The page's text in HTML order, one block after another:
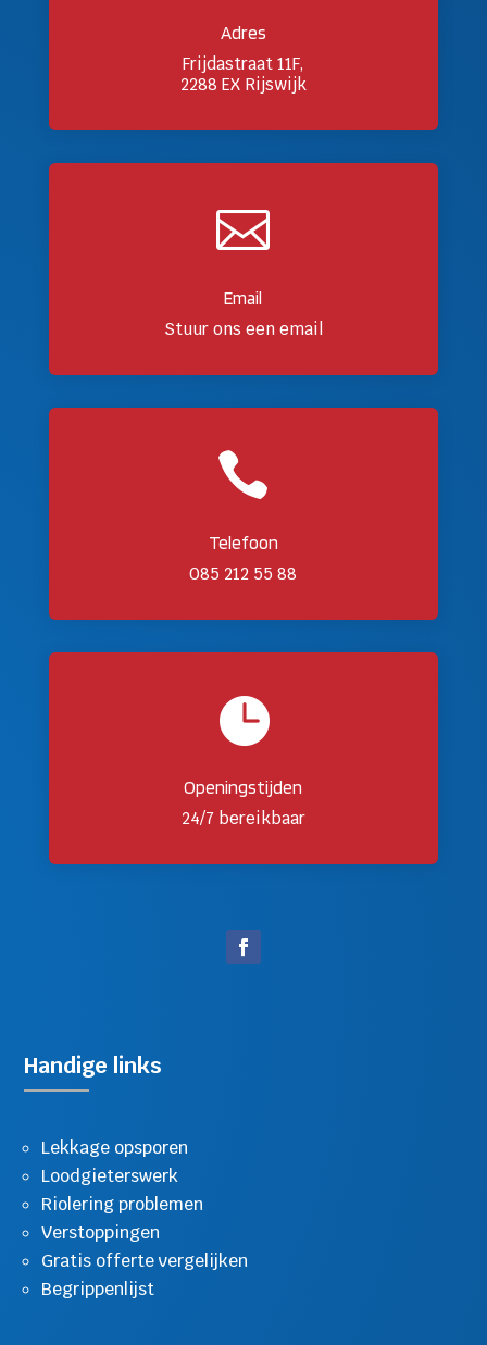
Adres
Frijdastraat 11F,
2288 EX Rijswijk

Email
Stuur ons een email

Telefoon
085 212 55 88

Openingstijden
24/7 bereikbaar
Handige links
Lekkage opsporen
Loodgieterswerk
Riolering problemen
Verstoppingen
Gratis offerte vergelijken
Begrippenlijst